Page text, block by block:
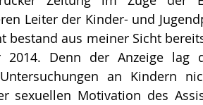
Leiter der Kinder- und
bestand aus meiner Sicht
2014. Denn der Anzeige lag
an Kindern
sexuellen Motivation des